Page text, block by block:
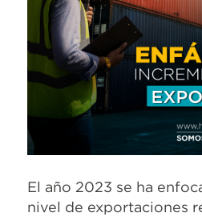
El año 2023 se ha
nivel de exportaciones